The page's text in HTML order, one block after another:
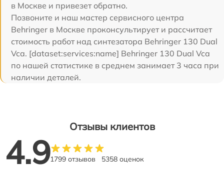
в Москве и привезет обратно.
Позвоните и наш мастер сервисного центра
Behringer в Москве проконсультирует и рассчитает
стоимость работ над синтезатора Behringer 130 Dual
Vca. [dataset:services:name] Behringer 130 Dual Vca
по нашей статистике в среднем занимает 3 часа при
наличии деталей.
Отзывы клиентов
4.91799 отзывов 5358 оценок